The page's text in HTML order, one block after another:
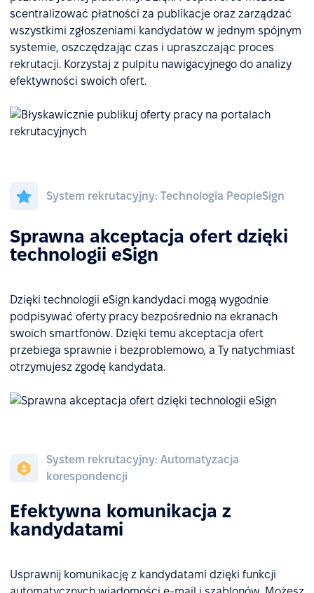
scentralizować płatności za publikacje oraz zarządzać
wszystkimi zgłoszeniami kandydatów w jednym spójnym
systemie, oszczędzając czas i upraszczając proces
rekrutacji. Korzystaj z pulpitu nawigacyjnego do analizy
efektywności swoich ofert.
System rekrutacyjny: Technologia PeopleSign
Sprawna akceptacja ofert dzięki
technologii eSign
Dzięki technologii eSign kandydaci mogą wygodnie
podpisywać oferty pracy bezpośrednio na ekranach
swoich smartfonów. Dzięki temu akceptacja ofert
przebiega sprawnie i bezproblemowo, a Ty natychmiast
otrzymujesz zgodę kandydata.
System rekrutacyjny: Automatyzacja
korespondencji
Efektywna komunikacja z
kandydatami
Usprawnij komunikację z kandydatami dzięki funkcji